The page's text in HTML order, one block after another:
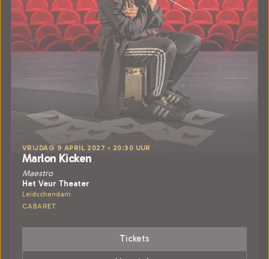
VRIJDAG 9 APRIL 2027 • 20:30 UUR
Marlon Kicken
Maestro
Het Veur Theater
Leidschendam
CABARET
Tickets